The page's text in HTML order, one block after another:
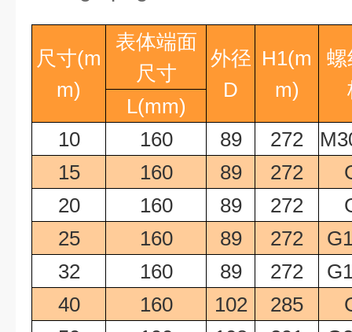
尺寸(m
m)
表体端面
尺寸
外径
D
H1(m
m)
螺
L(mm)
10
160 89 272
15
160 89 272
20
160 89 272
25
160 89 272
32
160 89 272
40
160 102 285